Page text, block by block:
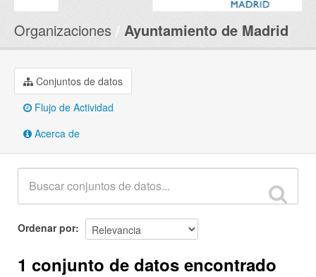
Organizaciones Ayuntamiento de Madrid
Conjuntos de datos
Flujo de Actividad
Acerca de
Ordenar por
1 conjunto de datos encontrado